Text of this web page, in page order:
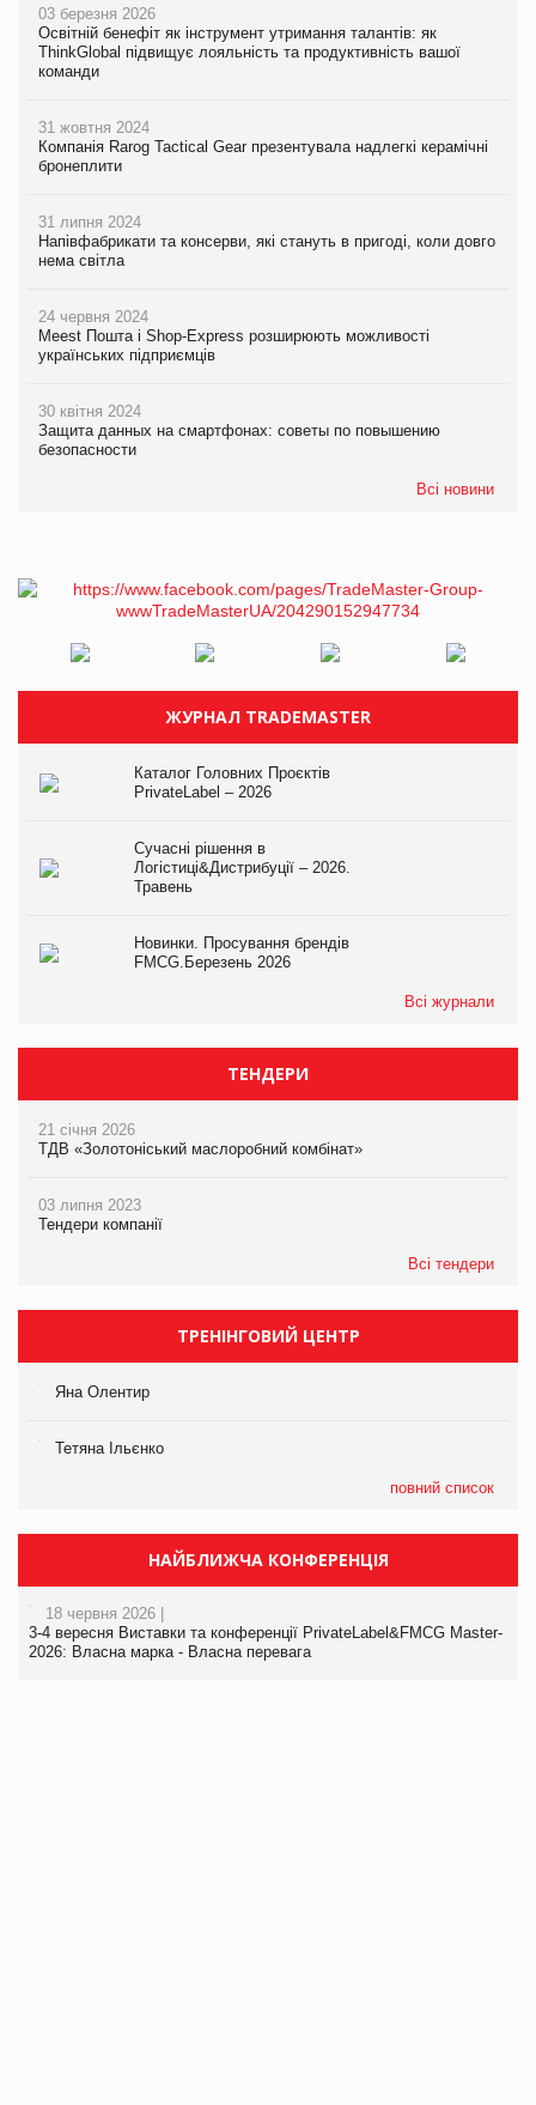
03 березня 2026
Освітній бенефіт як інструмент утримання талантів: як
ThinkGlobal підвищує лояльність та продуктивність вашої
команди
31 жовтня 2024
Компанія Rarog Tactical Gear презентувала надлегкі керамічні
бронеплити
31 липня 2024
Напівфабрикати та консерви, які стануть в пригоді, коли довго
нема світла
24 червня 2024
Meest Пошта і Shop-Express розширюють можливості
українських підприємців
30 квітня 2024
Защита данных на смартфонах: советы по повышению
безопасности
Всі новини
ЖУРНАЛ TRADEMASTER
Каталог Головних Проєктів
PrivateLabel – 2026
Сучасні рішення в
Логістиці&Дистрибуції – 2026.
Травень
Новинки. Просування брендів
FMCG.Березень 2026
Всі журнали
ТЕНДЕРИ
21 січня 2026
ТДВ «Золотоніський маслоробний комбінат»
03 липня 2023
Тендери компанії
Всі тендери
ТРЕНІНГОВИЙ ЦЕНТР
Яна Олентир
Тетяна Ільєнко
повний список
НАЙБЛИЖЧА КОНФЕРЕНЦІЯ
18 червня 2026 |
3-4 вересня Виставки та конференції PrivateLabel&FMCG Master-
2026: Власна марка - Власна перевага